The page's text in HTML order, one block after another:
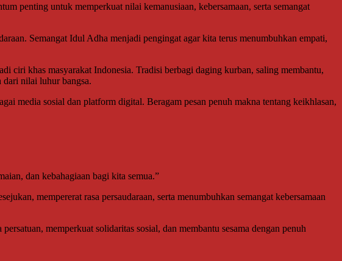
penting untuk memperkuat nilai kemanusiaan, kebersamaan, serta semangat
Semangat Idul Adha menjadi pengingat agar kita terus menumbuhkan empati,
ciri khas masyarakat Indonesia. Tradisi berbagi daging kurban, saling membantu,
dari nilai luhur bangsa.
media sosial dan platform digital. Beragam pesan penuh makna tentang keikhlasan,
dan kebahagiaan bagi kita semua.”
mempererat rasa persaudaraan, serta menumbuhkan semangat kebersamaan
memperkuat solidaritas sosial, dan membantu sesama dengan penuh